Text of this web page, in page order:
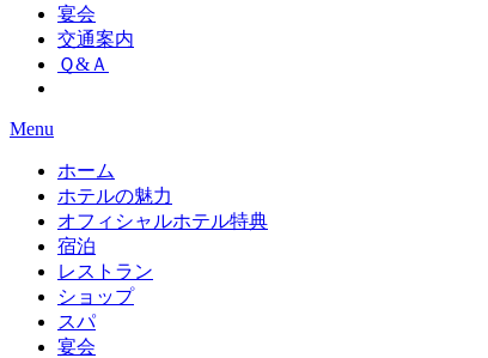
宴会
交通案内
Ｑ&Ａ
Menu
ホーム
ホテルの魅力
オフィシャルホテル特典
宿泊
レストラン
ショップ
スパ
宴会